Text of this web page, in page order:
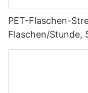
PET-Flaschen-
Flaschen/Stunde,